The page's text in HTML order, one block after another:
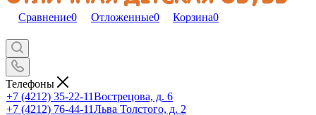
Сравнение0 Отложенные0 Корзина0
Телефоны
+7 (4212) 35-22-11Вострецова, д. 6
+7 (4212) 76-44-11Льва Толстого, д. 2